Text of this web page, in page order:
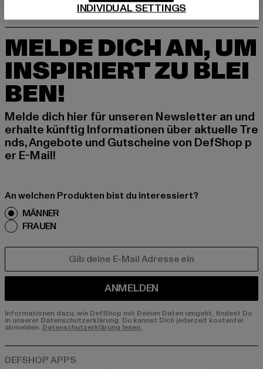
MELDE DICH AN, UM
INSPIRIERT ZU BLEI
BEN!
Melde dich hier für unseren Newsletter an und
erhalte künftig Informationen über aktuelle Tre
nds, Angebote und Gutscheine von DefShop p
er E-Mail!
An welchen Produkten bist du interessiert?
MÄNNER
FRAUEN
ANMELDEN
Informationen dazu, wie DefShop mit Deinen Daten umgeht, findest Du
in unserer Datenschutzerklärung. Du kannst Dich jederzeit kostenfei
abmelden. Datenschutzerklärung lesen.
INDIVIDUAL SETTINGS